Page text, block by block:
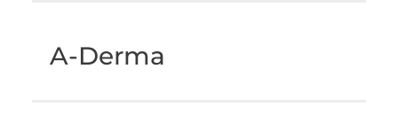
A-Derma